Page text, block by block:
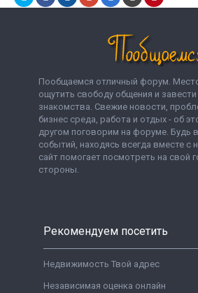
Пообщаемся отличный форум.
ощутить свободу общения и
знакомства. Свежие новости,
бизнес среда, работа и отдых - об
другом поговорим на форуме. Будь
событий, находясь всегда вместе с
сайт помогает посмотреть на свой
стороны.
Рекомендуем посетить
Недвижимость Твой адрес
Независимая оценка онлайн